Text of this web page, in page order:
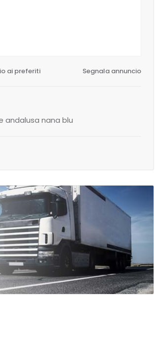
ai preferiti Segnala annuncio
andalusa nana blu